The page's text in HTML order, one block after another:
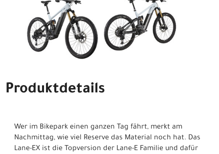
Produktdetails
Wer im Bikepark einen ganzen Tag fährt, merkt am
Nachmittag, wie viel Reserve das Material noch hat. Das
Lane-EX ist die Topversion der Lane-E Familie und dafür